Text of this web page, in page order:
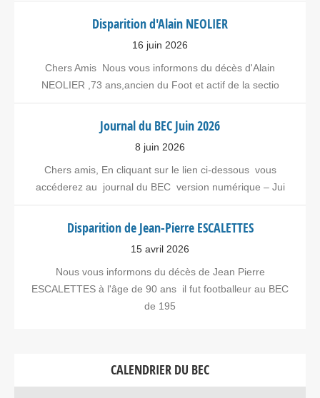
Disparition d'Alain NEOLIER
16 juin 2026
Chers Amis Nous vous informons du décès d'Alain
NEOLIER ,73 ans,ancien du Foot et actif de la sectio
Journal du BEC Juin 2026
8 juin 2026
Chers amis, En cliquant sur le lien ci-dessous vous
accéderez au journal du BEC version numérique – Jui
Disparition de Jean-Pierre ESCALETTES
15 avril 2026
Nous vous informons du décès de Jean Pierre
ESCALETTES à l'âge de 90 ans il fut footballeur au BEC
de 195
CALENDRIER DU BEC